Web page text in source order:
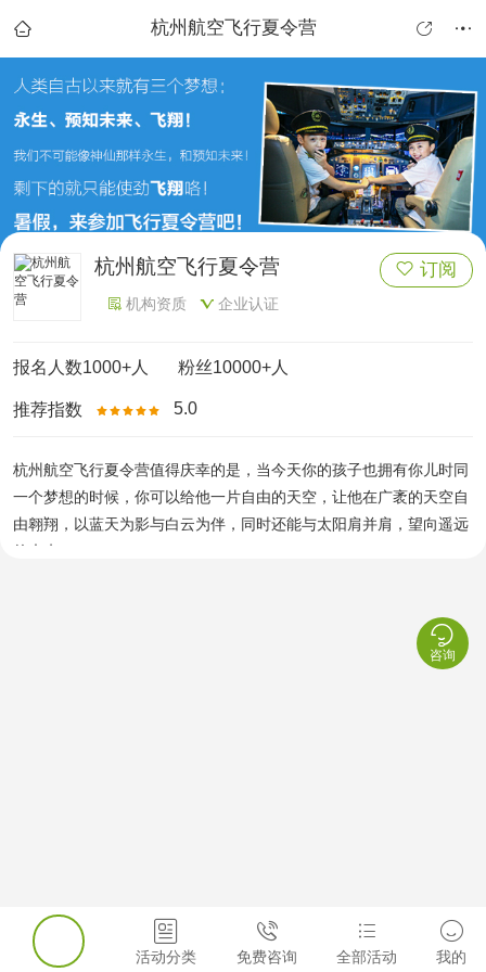
 杭州航空飞行夏令营  
杭州航空飞行夏令营
 机构资质  企业认证
 订阅
报名人数1000+人 粉丝10000+人
推荐指数  5.0
杭州航空飞行夏令营值得庆幸的是，当今天你的孩子也拥有你儿时同
一个梦想的时候，你可以给他一片自由的天空，让他在广袤的天空自
由翱翔，以蓝天为影与白云为伴，同时还能与太阳肩并肩，望向遥远
的未来。

咨询

活动分类

免费咨询

全部活动

我的